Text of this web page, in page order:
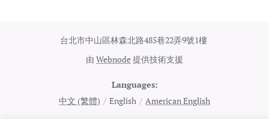
台北市中山區林森北路485巷22弄9號1樓
由 Webnode提供技術支援
Languages
中文 (繁體)
English American English